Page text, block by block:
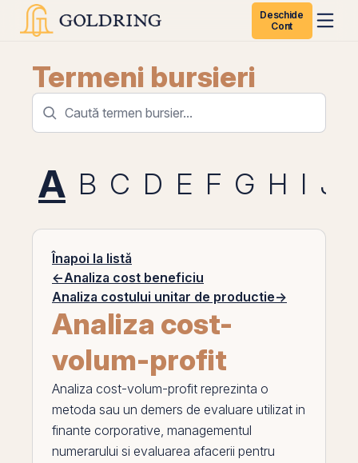
Deschide
Cont
Termeni bursieri
A B C D E F G H I J
Înapoi la listă
←Analiza cost beneficiu
Analiza costului unitar de productie→
Analiza cost-
volum-profit
Analiza cost-volum-profit reprezinta o
metoda sau un demers de evaluare utilizat in
finante corporative, managementul
numerarului si evaluarea afacerii pentru